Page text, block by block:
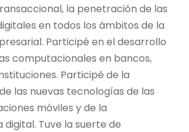
la penetración de las
en todos los ámbitos de la
Participé en el desarrollo
computacionales en bancos,
Participé de la
las nuevas tecnologías de las
móviles y de la
Tuve la suerte de